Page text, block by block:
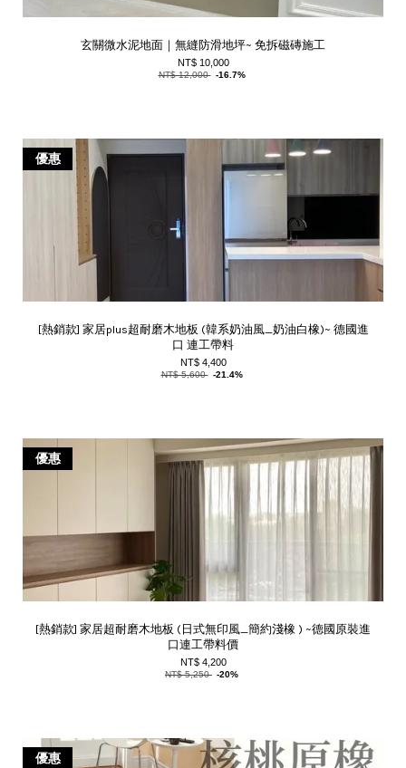
玄關微水泥地面｜無縫防滑地坪~ 免拆磁磚施工
NT$ 10,000
NT$ 12,000 -16.7%
優惠
[熱銷款] 家居plus超耐磨木地板 (韓系奶油風_奶油白橡)~ 德國進
口 連工帶料
NT$ 4,400
NT$ 5,600 -21.4%
優惠
[熱銷款] 家居超耐磨木地板 (日式無印風_簡約淺橡 ) ~德國原裝進
口連工帶料價
NT$ 4,200
NT$ 5,250 -20%
優惠